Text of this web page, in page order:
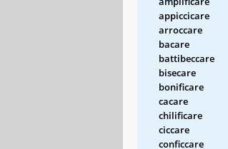
appiccicare
arroccare
bacare
battibeccare
bisecare
bonificare
cacare
chilificare
ciccare
conficcare